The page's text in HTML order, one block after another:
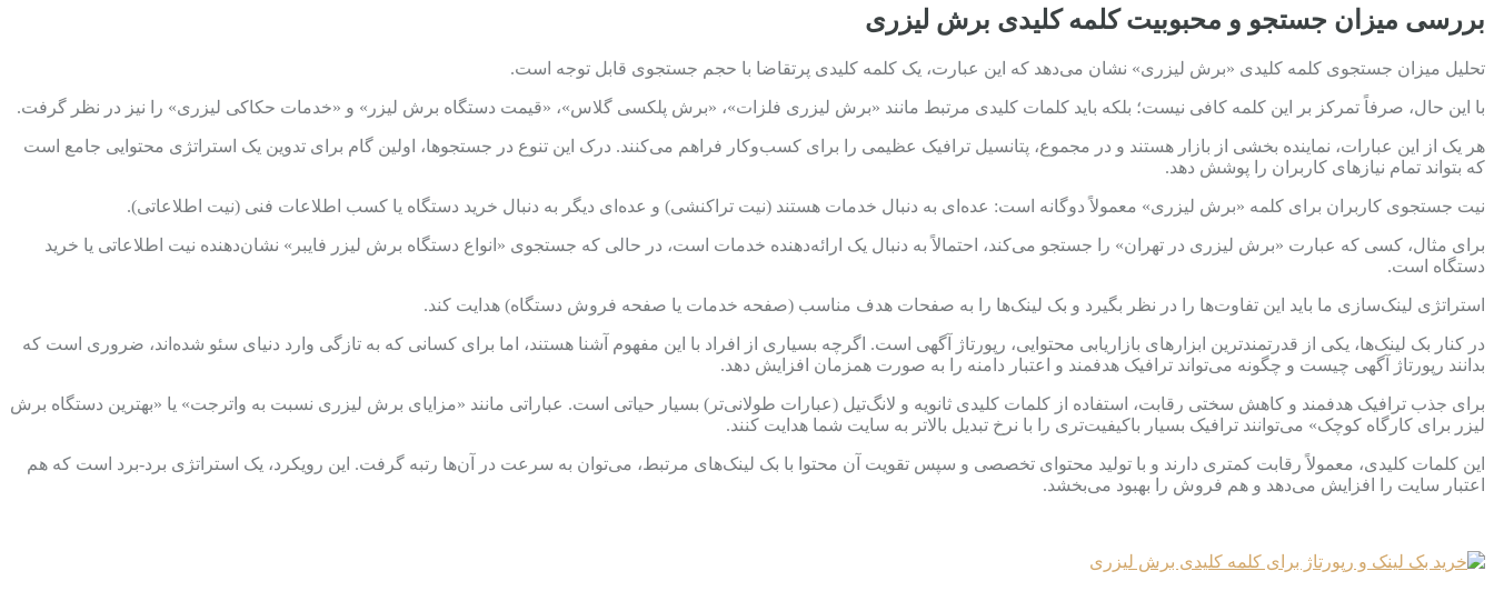
بررسی میزان جستجو و محبوبیت کلمه کلیدی برش لیزری
تحلیل میزان جستجوی کلمه کلیدی «برش لیزری» نشان می‌دهد که این عبارت، یک کلمه کلیدی پرتقاضا با حجم جستجوی قابل توجه است.
با این حال، صرفاً تمرکز بر این کلمه کافی نیست؛ بلکه باید کلمات کلیدی مرتبط مانند «برش لیزری فلزات»، «برش پلکسی گلاس»، «قیمت دستگاه برش لیزر» و «خدمات حکاکی لیزری» را نیز در نظر گرفت.
هر یک از این عبارات، نماینده بخشی از بازار هستند و در مجموع، پتانسیل ترافیک عظیمی را برای کسب‌وکار فراهم می‌کنند. درک این تنوع در جستجوها، اولین گام برای تدوین یک استراتژی محتوایی جامع است
که بتواند تمام نیازهای کاربران را پوشش دهد.
نیت جستجوی کاربران برای کلمه «برش لیزری» معمولاً دوگانه است: عده‌ای به دنبال خدمات هستند (نیت تراکنشی) و عده‌ای دیگر به دنبال خرید دستگاه یا کسب اطلاعات فنی (نیت اطلاعاتی).
برای مثال، کسی که عبارت «برش لیزری در تهران» را جستجو می‌کند، احتمالاً به دنبال یک ارائه‌دهنده خدمات است، در حالی که جستجوی «انواع دستگاه برش لیزر فایبر» نشان‌دهنده نیت اطلاعاتی یا خرید
دستگاه است.
استراتژی لینک‌سازی ما باید این تفاوت‌ها را در نظر بگیرد و بک لینک‌ها را به صفحات هدف مناسب (صفحه خدمات یا صفحه فروش دستگاه) هدایت کند.
در کنار بک لینک‌ها، یکی از قدرتمندترین ابزارهای بازاریابی محتوایی، رپورتاژ آگهی است. اگرچه بسیاری از افراد با این مفهوم آشنا هستند، اما برای کسانی که به تازگی وارد دنیای سئو شده‌اند، ضروری است که
بدانند رپورتاژ آگهی چیست و چگونه می‌تواند ترافیک هدفمند و اعتبار دامنه را به صورت همزمان افزایش دهد.
برای جذب ترافیک هدفمند و کاهش سختی رقابت، استفاده از کلمات کلیدی ثانویه و لانگ‌تیل (عبارات طولانی‌تر) بسیار حیاتی است. عباراتی مانند «مزایای برش لیزری نسبت به واترجت» یا «بهترین دستگاه برش
لیزر برای کارگاه کوچک» می‌توانند ترافیک بسیار باکیفیت‌تری را با نرخ تبدیل بالاتر به سایت شما هدایت کنند.
این کلمات کلیدی، معمولاً رقابت کمتری دارند و با تولید محتوای تخصصی و سپس تقویت آن محتوا با بک لینک‌های مرتبط، می‌توان به سرعت در آن‌ها رتبه گرفت. این رویکرد، یک استراتژی برد-برد است که هم
اعتبار سایت را افزایش می‌دهد و هم فروش را بهبود می‌بخشد.